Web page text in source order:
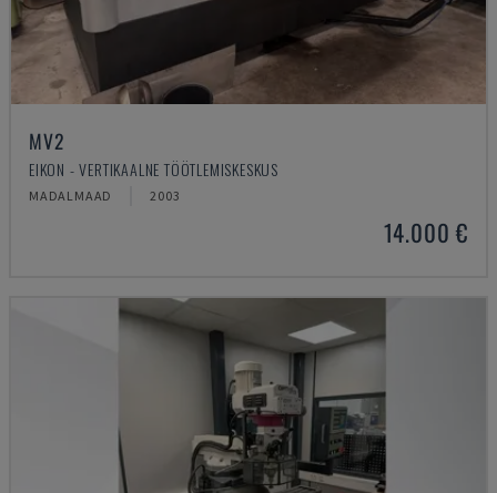
MV2
EIKON - VERTIKAALNE TÖÖTLEMISKESKUS
MADALMAAD 2003
14.000 €